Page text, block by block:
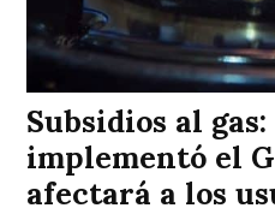
Subsidios al
implementó el
afectará a los